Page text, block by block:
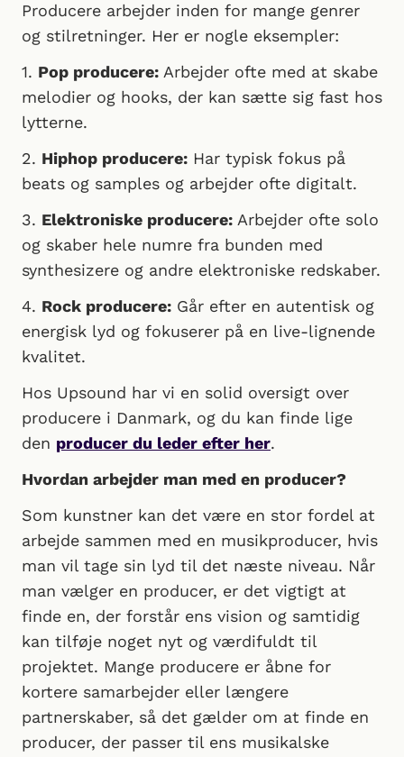
Producere arbejder inden for mange genrer
og stilretninger. Her er nogle eksempler:
1. Pop producere: Arbejder ofte med at skabe
melodier og hooks, der kan sætte sig fast hos
lytterne.
2. Hiphop producere: Har typisk fokus på
beats og samples og arbejder ofte digitalt.
3. Elektroniske producere: Arbejder ofte solo
og skaber hele numre fra bunden med
synthesizere og andre elektroniske redskaber.
4. Rock producere: Går efter en autentisk og
energisk lyd og fokuserer på en live-lignende
kvalitet.
Hos Upsound har vi en solid oversigt over
producere i Danmark, og du kan finde lige
den producer du leder efter her.
Hvordan arbejder man med en producer?
Som kunstner kan det være en stor fordel at
arbejde sammen med en musikproducer, hvis
man vil tage sin lyd til det næste niveau. Når
man vælger en producer, er det vigtigt at
finde en, der forstår ens vision og samtidig
kan tilføje noget nyt og værdifuldt til
projektet. Mange producere er åbne for
kortere samarbejder eller længere
partnerskaber, så det gælder om at finde en
producer, der passer til ens musikalske